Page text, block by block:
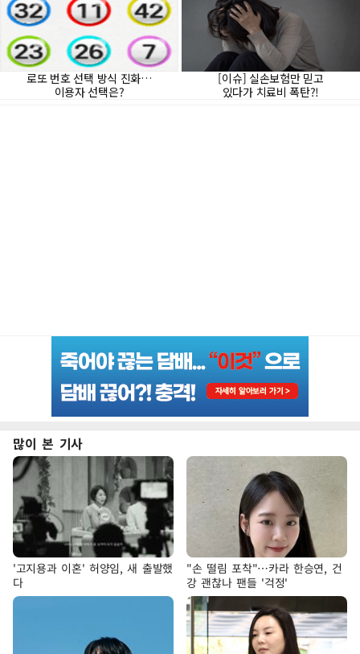
많이 본 기사
'고지용과 이혼' 허양임, 새 출발했
다
"손 떨림 포착"…카라 한승연, 건
강 괜찮나 팬들 '걱정'